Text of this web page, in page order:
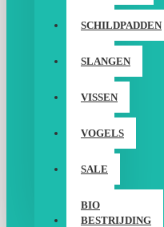
SCHILDPADDEN
SLANGEN
VISSEN
VOGELS
SALE
BIO
BESTRIJDING